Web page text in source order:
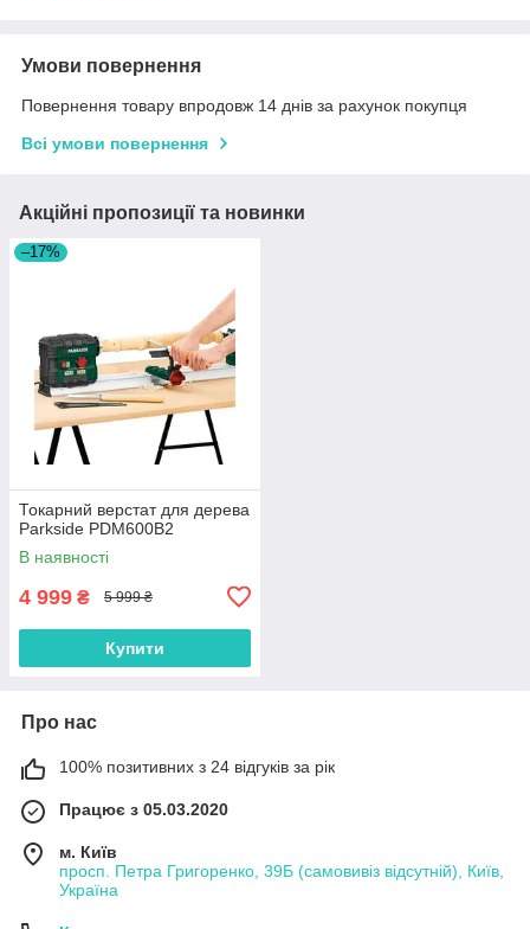
Умови повернення
Повернення товару впродовж 14 днів за рахунок покупця
Всі умови повернення
Акційні пропозиції та новинки
–17%
Токарний верстат для дерева
Parkside PDM600B2
В наявності
4 999 ₴ 5 999 ₴
Купити
Про нас
100% позитивних з 24 відгуків за рік
Працює з 05.03.2020
м. Київ
просп. Петра Григоренко, 39Б (самовивіз відсутній), Київ,
Україна